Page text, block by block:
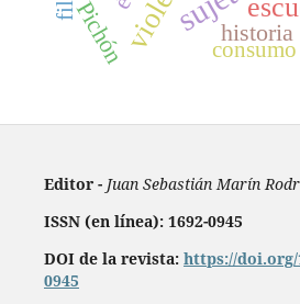
Pichón historia
consumo
Editor - Juan Sebastián Marín
ISSN (en línea): 1692-0945
DOI de la revista: https://doi.org/
0945